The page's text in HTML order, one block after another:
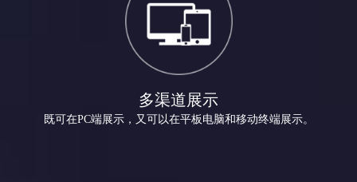
多渠道展示
既可在PC端展示，又可以在平板电脑和移动终端展示。